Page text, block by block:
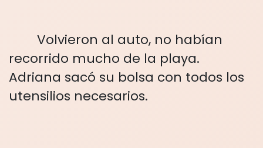
Volvieron al auto, no habían
recorrido mucho de la playa.
Adriana sacó su bolsa con todos los
utensilios necesarios.